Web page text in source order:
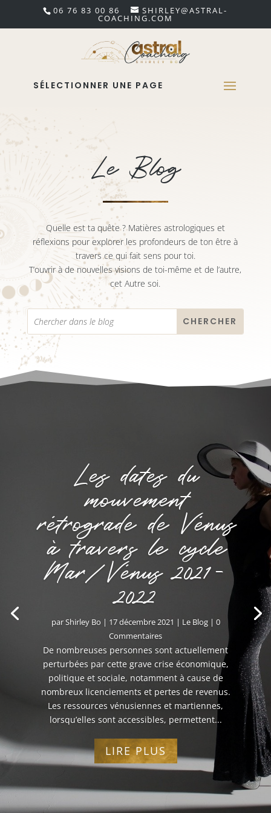
06 76 83 00 86 SHIRLEY@ASTRAL-
COACHING.COM
SÉLECTIONNER UNE PAGE
Le Blog
Quelle est ta quête ? Matières astrologiques et
réflexions pour explorer les profondeurs de ton être à
travers ce qui fait sens pour toi.
T’ouvrir à de nouvelles visions de toi-même et de l’autre,
cet Autre soi.
Les dates du
mouvement
rétrograde de Vénus
à travers le cycle
Mar/Vénus 2021-
2022
parShirley Bo | 17 décembre 2021 | Le Blog| 0
Commentaires
De nombreuses personnes sont actuellement
perturbées par cette grave crise économique,
politique et sociale, notamment à cause de
nombreux licenciements et pertes de revenus.
Les ressources vénusiennes et martiennes,
lorsqu’elles sont accessibles, permettent...
LIRE PLUS